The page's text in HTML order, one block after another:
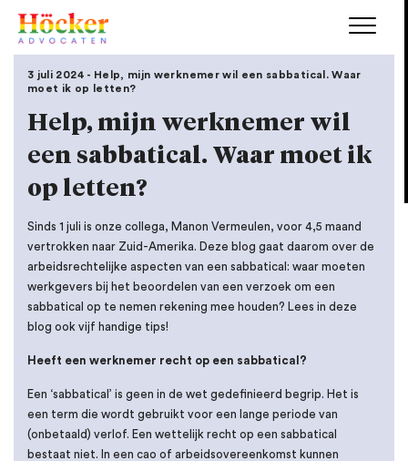
3 juli 2024 - Help, mijn werknemer wil een sabbatical. Waar
moet ik op letten?
Help, mijn werknemer wil
een sabbatical. Waar moet ik
op letten?
Sinds 1 juli is onze collega, Manon Vermeulen, voor 4,5 maand
vertrokken naar Zuid-Amerika. Deze blog gaat daarom over de
arbeidsrechtelijke aspecten van een sabbatical: waar moeten
werkgevers bij het beoordelen van een verzoek om een
sabbatical op te nemen rekening mee houden? Lees in deze
blog ook vijf handige tips!
Heeft een werknemer recht op een sabbatical?
Een ‘sabbatical’ is geen in de wet gedefinieerd begrip. Het is
een term die wordt gebruikt voor een lange periode van
(onbetaald) verlof. Een wettelijk recht op een sabbatical
bestaat niet. In een cao of arbeidsovereenkomst kunnen